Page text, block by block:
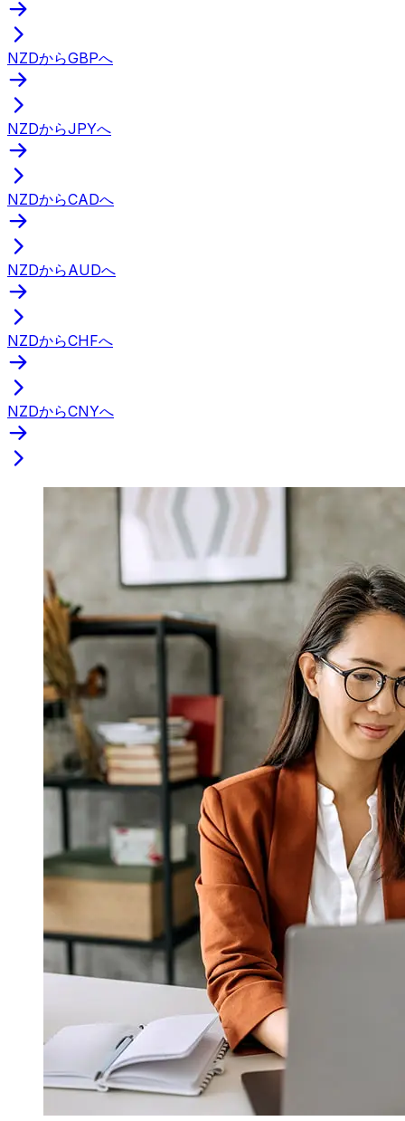
NZDからGBPへ
NZDからJPYへ
NZDからCADへ
NZDからAUDへ
NZDからCHFへ
NZDからCNYへ